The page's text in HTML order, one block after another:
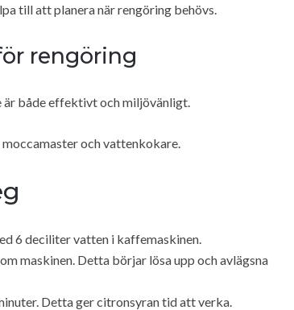
till att planera när rengöring behövs.
rengöring
både effektivt och miljövänligt.
och vattenkokare.
6 deciliter vatten i kaffemaskinen.
maskinen. Detta börjar lösa upp och avlägsna
Detta ger citronsyran tid att verka.